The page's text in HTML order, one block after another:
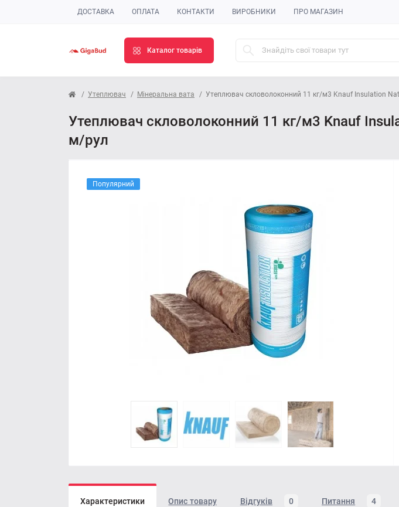
ДОСТАВКА ОПЛАТА КОНТАКТИ ВИРОБНИКИ ПРО МАГАЗИН
Каталог товарів
Утеплювач Мінеральна вата Утеплювач скловолоконний 11 кг/м3 Knauf Insulation
Утеплювач скловолоконний 11 кг/м3 Knauf
м/рул
Популярний
Характеристики Опис товару Відгуків 0 Питання 4